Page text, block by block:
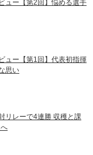
ュー【第2回】悩める選手
ュー【第1回】代表初指揮
思い
リレーで4連勝 収穫と課